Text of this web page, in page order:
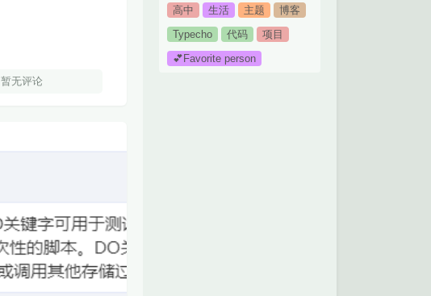
暂无评论
高中 生活 主题
博客
Typecho
代码
项目
💕Favorite person